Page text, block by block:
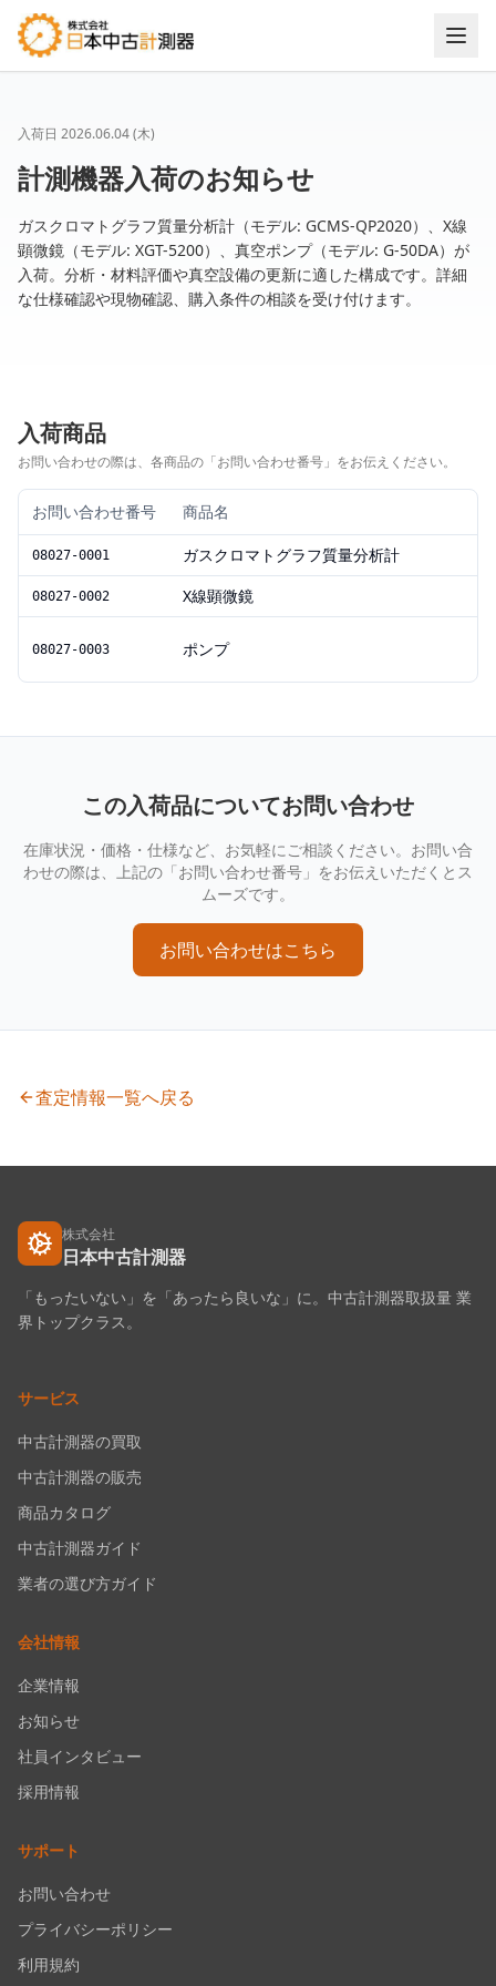
入荷日 2026.06.04 (木)
計測機器入荷のお知らせ
ガスクロマトグラフ質量分析計（モデル: GCMS-QP2020）、X線
顕微鏡（モデル: XGT-5200）、真空ポンプ（モデル: G-50DA）が
入荷。分析・材料評価や真空設備の更新に適した構成です。詳細
な仕様確認や現物確認、購入条件の相談を受け付けます。
入荷商品
お問い合わせの際は、各商品の「お問い合わせ番号」をお伝えください。
お問い合わせ番号 商品名
08027-0001 ガスクロマトグラフ質量分析計
08027-0002 X線顕微鏡
08027-0003 ポンプ
この入荷品についてお問い合わせ
在庫状況・価格・仕様など、お気軽にご相談ください。お問い合
わせの際は、上記の「お問い合わせ番号」をお伝えいただくとス
ムーズです。
お問い合わせはこちら
査定情報一覧へ戻る
株式会社
日本中古計測器
「もったいない」を「あったら良いな」に。中古計測器取扱量 業
界トップクラス。
サービス
中古計測器の買取
中古計測器の販売
商品カタログ
中古計測器ガイド
業者の選び方ガイド
会社情報
企業情報
お知らせ
社員インタビュー
採用情報
サポート
お問い合わせ
プライバシーポリシー
利用規約